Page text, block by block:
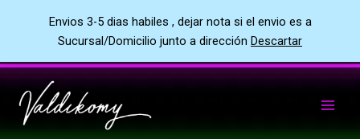
Envios 3-5 dias habiles , dejar nota si el envio es a
Sucursal/Domicilio junto a dirección Descartar
al
contenido